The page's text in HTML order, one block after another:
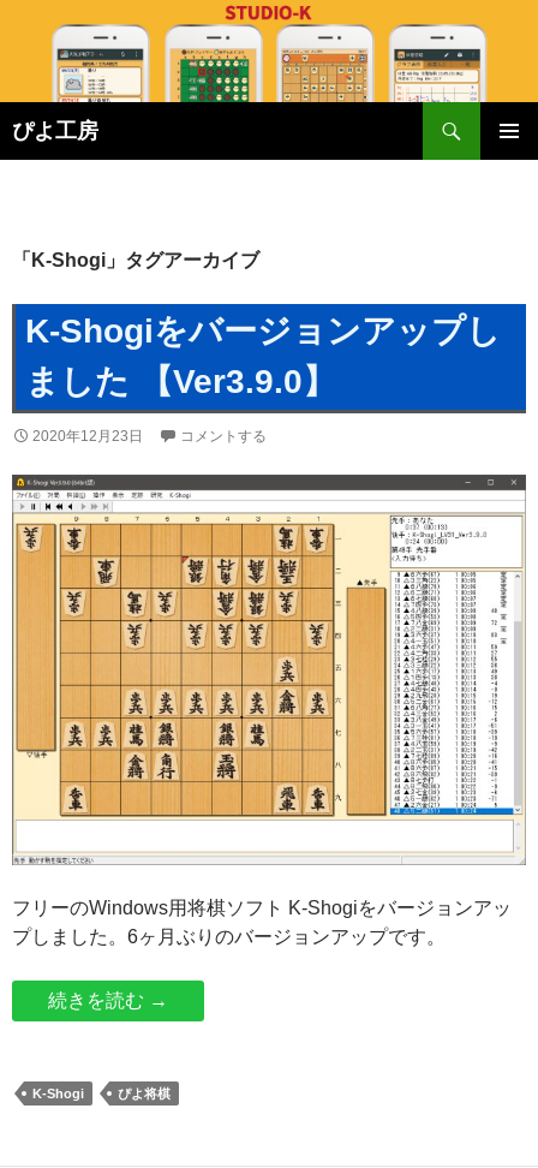
ぴよ工房
索
ツ
ス
「K-Shogi」タグアーカイブ
K-Shogiをバージョンアップし
ました 【Ver3.9.0】
2020年12月23日 コメントする
フリーのWindows用将棋ソフト K-Shogiをバージョンアッ
プしました。6ヶ月ぶりのバージョンアップです。
続きを読む K-Shogiをバージョンアップしました 【
→
K-Shogi ぴよ将棋